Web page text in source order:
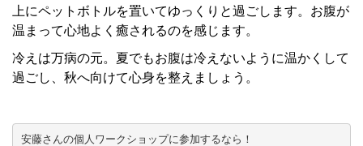
上にペットボトルを置いてゆっくりと過ごします。お腹が
温まって心地よく癒されるのを感じます。
冷えは万病の元。夏でもお腹は冷えないように温かくして
過ごし、秋へ向けて心身を整えましょう。
安藤さんの個人ワークショップに参加するなら！